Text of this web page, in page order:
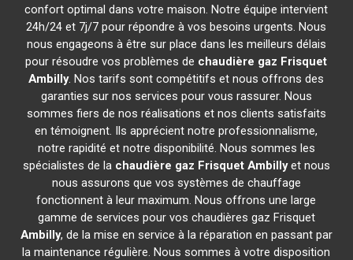
confort optimal dans votre maison. Notre équipe intervient
24h/24 et 7j/7 pour répondre à vos besoins urgents. Nous
nous engageons à être sur place dans les meilleurs délais
pour résoudre vos problèmes de chaudière gaz Frisquet
Ambilly. Nos tarifs sont compétitifs et nous offrons des
garanties sur nos services pour vous rassurer. Nous
sommes fiers de nos réalisations et nos clients satisfaits
en témoignent. Ils apprécient notre professionnalisme,
notre rapidité et notre disponibilité. Nous sommes les
spécialistes de la chaudière gaz Frisquet Ambillyet nous
nous assurons que vos systèmes de chauffage
fonctionnent à leur maximum. Nous offrons une large
gamme de services pour vos chaudières gaz Frisquet
Ambilly, de la mise en service à la réparation en passant par
la maintenance régulière. Nous sommes à votre disposition